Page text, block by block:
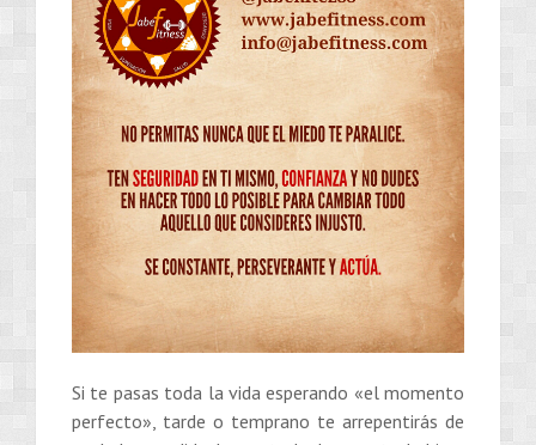
Si te pasas toda la vida esperando «el momento
perfecto», tarde o temprano te arrepentirás de